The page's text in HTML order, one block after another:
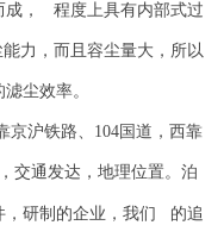
成， 程度上具有内部式过
力，而且容尘量大，所以
尘效率。
京沪铁路、 104 国道，西靠
交通发达，地理位置。泊
，研制的企业，我们 的追